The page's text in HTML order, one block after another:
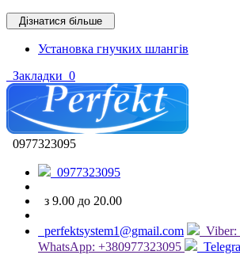
Дізнатися більше
Установка гнучких шлангів
Закладки 0
0977323095
0977323095
з 9.00 до 20.00
perfektsystem1@gmail.com
Viber:
WhatsApp: +380977323095